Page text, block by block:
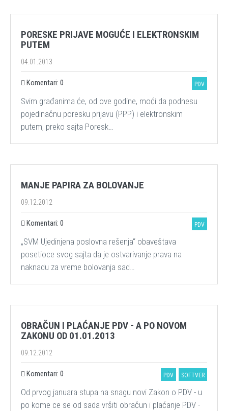
PORESKE PRIJAVE MOGUĆE I ELEKTRONSKIM
PUTEM
04.01.2013
Komentari: 0 PDV
Svim građanima će, od ove godine, moći da podnesu
pojedinačnu poresku prijavu (PPP) i elektronskim
putem, preko sajta Poresk…
MANJE PAPIRA ZA BOLOVANJE
09.12.2012
Komentari: 0 PDV
„SVM Ujedinjena poslovna rešenja“ obaveštava
posetioce svog sajta da je ostvarivanje prava na
naknadu za vreme bolovanja sad…
OBRAČUN I PLAĆANJE PDV - A PO NOVOM
ZAKONU OD 01.01.2013
09.12.2012
Komentari: 0 PDV SOFTVER
Od prvog januara stupa na snagu novi Zakon o PDV - u
po kome ce se od sada vršiti obračun i plaćanje PDV -